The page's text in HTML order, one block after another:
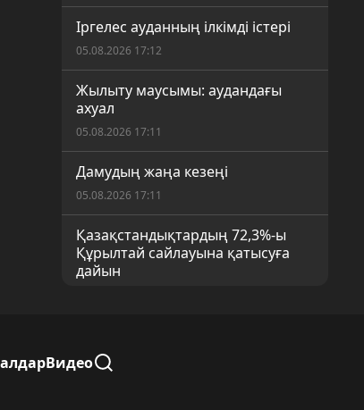
Іргелес ауданның ілкімді істері
05.08.2026 17:12
Жылыту маусымы: аудандағы
ахуал
05.08.2026 17:11
Дамудың жаңа кезеңі
05.08.2026 17:11
Қазақстандықтардың 72,3%-ы
Құрылтай сайлауына қатысуға
дайын
тіркелген
04.08.2026 22:59
Видео